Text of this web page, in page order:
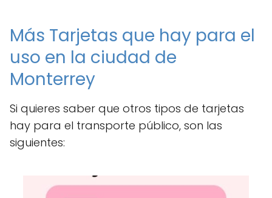
Más Tarjetas que hay para el
uso en la ciudad de
Monterrey
Si quieres saber que otros tipos de tarjetas
hay para el transporte público, son las
siguientes: